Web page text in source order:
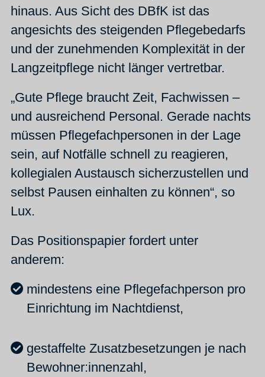
hinaus. Aus Sicht des DBfK ist das
angesichts des steigenden Pflegebedarfs
und der zunehmenden Komplexität in der
Langzeitpflege nicht länger vertretbar.
„Gute Pflege braucht Zeit, Fachwissen –
und ausreichend Personal. Gerade nachts
müssen Pflegefachpersonen in der Lage
sein, auf Notfälle schnell zu reagieren,
kollegialen Austausch sicherzustellen und
selbst Pausen einhalten zu können“, so
Lux.
Das Positionspapier fordert unter
anderem:
mindestens eine Pflegefachperson pro
Einrichtung im Nachtdienst,
gestaffelte Zusatzbesetzungen je nach
Bewohner:innenzahl,